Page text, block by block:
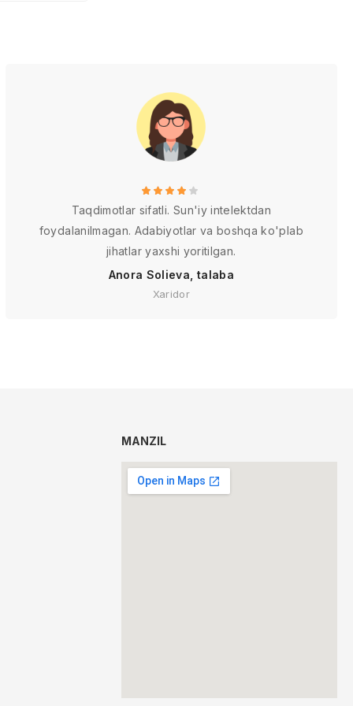
Taqdimotlar sifatli. Sun'iy intelektdan
foydalanilmagan. Adabiyotlar va boshqa ko'plab
jihatlar yaxshi yoritilgan.
Anora Solieva, talaba
Xaridor
MANZIL